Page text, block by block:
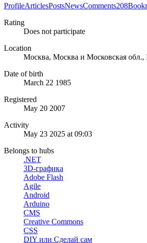
ProfileArticlesPostsNewsComments208
Rating
Does not participate
Location
Москва, Москва и Московская обл.,
Date of birth
March 22 1985
Registered
May 20 2007
Activity
May 23 2025 at 09:03
Belongs to hubs
.NET
3D-графика
Adobe Flash
Agile
Android
Arduino
CMS
Creative Commons
CSS
DIY или Сделай сам